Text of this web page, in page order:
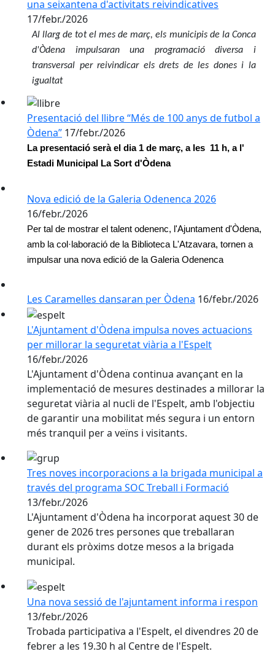
una seixantena d'activitats reivindicatives
17/febr./2026
Al llarg de tot el mes de març, els municipis de la Conca
d'Òdena impulsaran una programació diversa i
transversal per reivindicar els drets de les dones i la
igualtat
Presentació del llibre “Més de 100 anys de futbol a
Òdena” 17/febr./2026
La presentació serà el dia 1 de març, a les 11 h, a l'
Estadi Municipal La Sort d'Òdena
Nova edició de la Galeria Odenenca 2026
16/febr./2026
Per tal de mostrar el talent odenenc, l'Ajuntament d'Òdena,
amb la col·laboració de la Biblioteca L'Atzavara, tornen a
impulsar una nova edició de la Galeria Odenenca
Les Caramelles dansaran per Òdena 16/febr./2026
L'Ajuntament d'Òdena impulsa noves actuacions
per millorar la seguretat viària a l'Espelt
16/febr./2026
L'Ajuntament d'Òdena continua avançant en la
implementació de mesures destinades a millorar la
seguretat viària al nucli de l'Espelt, amb l'objectiu
de garantir una mobilitat més segura i un entorn
més tranquil per a veïns i visitants.
Tres noves incorporacions a la brigada municipal a
través del programa SOC Treball i Formació
13/febr./2026
L'Ajuntament d'Òdena ha incorporat aquest 30 de
gener de 2026 tres persones que treballaran
durant els pròxims dotze mesos a la brigada
municipal.
Una nova sessió de l'ajuntament informa i respon
13/febr./2026
Trobada participativa a l'Espelt, el divendres 20 de
febrer a les 19.30 h al Centre de l'Espelt.